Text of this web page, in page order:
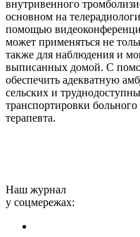
внутривенного
основном на
помощью
может применяться не
также для наблюдения и
выписанных домой. С
обеспечить адекватную
сельских и
транспортировки
терапевта.
Наш журнал
у соцмережах: